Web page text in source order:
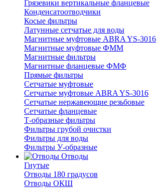
Грязевики вертикальные фланцевые
Конденсатоотводчики
Косые фильтры
Латунные сетчатые для воды
Магнитные муфтовые ABRA YS-3016
Магнитные муфтовые ФММ
Магнитные фильтры
Магнитные фланцевые ФМФ
Прямые фильтры
Сетчатые муфтовые
Сетчатые муфтовые ABRA YS-3016
Сетчатые нержавеющие резьбовые
Сетчатые фланцевые
Т-образные фильтры
Фильтры грубой очистки
Фильтры для воды
Фильтры У-образные
Отводы
Гнутые
Отводы 180 градусов
Отводы ОКШ